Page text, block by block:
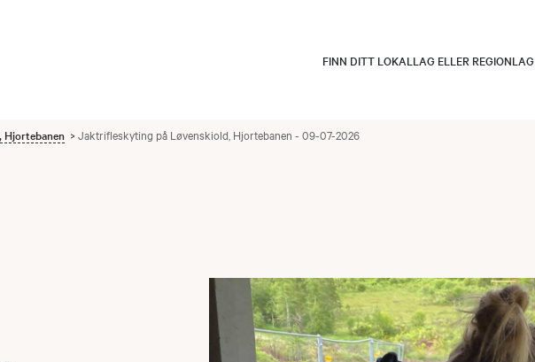
FINN DITT LOKALLAG ELLER REGIONLAG
Jaktrifleskyting på Løvenskiold, Hjortebanen - 09-07-2026